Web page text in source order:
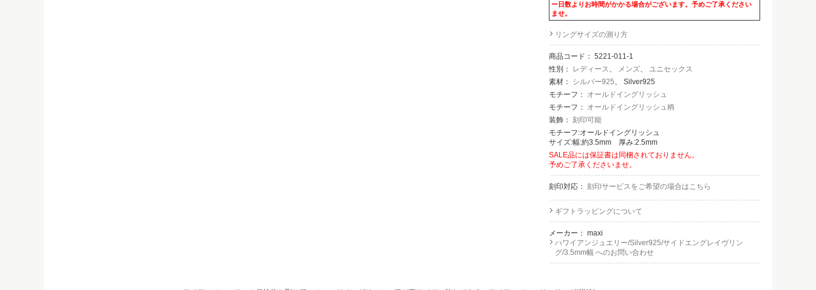
ー日数よりお時間がかかる場合がございます。予めご了承ください
ませ。
リングサイズの測り方
商品コード： 5221-011-1
性別：
レディース、 メンズ、 ユニセックス
素材： シルバー925、 Silver925
モチーフ： オールドイングリッシュ
モチーフ： オールドイングリッシュ柄
装飾： 刻印可能
モチーフ:オールドイングリッシュ
サイズ:幅:約3.5mm 厚み:2.5mm
SALE品には保証書は同梱されておりません。
予めご了承くださいませ。
刻印対応： 刻印サービスをご希望の場合はこちら
ギフトラッピングについて
メーカー： maxi
ハワイアンジュエリー/Silver925/サイドエングレイヴリン
グ/3.5mm幅 へのお問い合わせ